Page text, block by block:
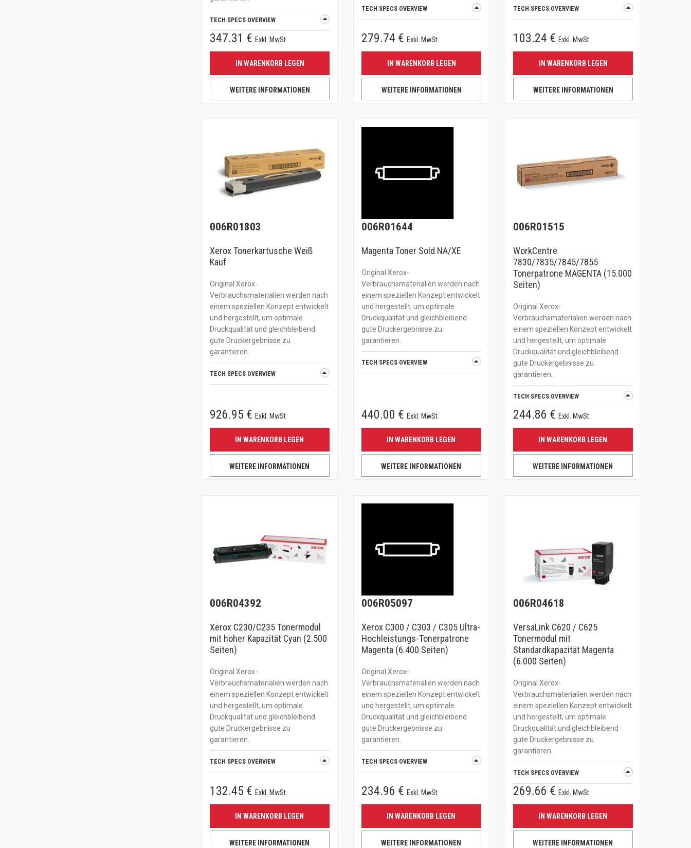
TECH SPECS OVERVIEW
347.31 €Exkl. MwSt
IN WARENKORB LEGEN
WEITERE INFORMATIONEN
TECH SPECS OVERVIEW
279.74 €Exkl. MwSt
IN WARENKORB LEGEN
WEITERE INFORMATIONEN
TECH SPECS OVERVIEW
103.24 €Exkl. MwSt
IN WARENKORB LEGEN
WEITERE INFORMATIONEN
006R01803
Xerox Tonerkartusche Weiß
Kauf
Original Xerox-
Verbrauchsmaterialien werden nach
einem speziellen Konzept entwickelt
und hergestellt, um optimale
Druckqualität und gleichbleibend
gute Druckergebnisse zu
garantieren.
TECH SPECS OVERVIEW
926.95 € Exkl. MwSt
IN WARENKORB LEGEN
WEITERE INFORMATIONEN
006R01644
Magenta Toner Sold NA/XE
Original Xerox-
Verbrauchsmaterialien werden nach
einem speziellen Konzept entwickelt
und hergestellt, um optimale
Druckqualität und gleichbleibend
gute Druckergebnisse zu
garantieren.
TECH SPECS OVERVIEW
440.00 € Exkl. MwSt
IN WARENKORB LEGEN
WEITERE INFORMATIONEN
006R01515
WorkCentre
7830/7835/7845/7855
Tonerpatrone MAGENTA (15.000
Seiten)
Original Xerox-
Verbrauchsmaterialien werden nach
einem speziellen Konzept entwickelt
und hergestellt, um optimale
Druckqualität und gleichbleibend
gute Druckergebnisse zu
garantieren.
TECH SPECS OVERVIEW
244.86 € Exkl. MwSt
IN WARENKORB LEGEN
WEITERE INFORMATIONEN
006R04392
Xerox C230/C235 Tonermodul
mit hoher Kapazität Cyan (2.500
Seiten)
Original Xerox-
Verbrauchsmaterialien werden nach
einem speziellen Konzept entwickelt
und hergestellt, um optimale
Druckqualität und gleichbleibend
gute Druckergebnisse zu
garantieren.
TECH SPECS OVERVIEW
132.45 € Exkl. MwSt
IN WARENKORB LEGEN
WEITERE INFORMATIONEN
006R05097
Xerox C300 / C303 / C305 Ultra-
Hochleistungs-Tonerpatrone
Magenta (6.400 Seiten)
Original Xerox-
Verbrauchsmaterialien werden nach
einem speziellen Konzept entwickelt
und hergestellt, um optimale
Druckqualität und gleichbleibend
gute Druckergebnisse zu
garantieren.
TECH SPECS OVERVIEW
234.96 € Exkl. MwSt
IN WARENKORB LEGEN
WEITERE INFORMATIONEN
006R04618
VersaLink C620 / C625
Tonermodul mit
Standardkapazität Magenta
(6.000 Seiten)
Original Xerox-
Verbrauchsmaterialien werden nach
einem speziellen Konzept entwickelt
und hergestellt, um optimale
Druckqualität und gleichbleibend
gute Druckergebnisse zu
garantieren.
TECH SPECS OVERVIEW
269.66 € Exkl. MwSt
IN WARENKORB LEGEN
WEITERE INFORMATIONEN